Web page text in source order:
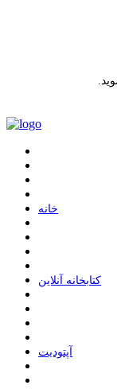
ﺧﺎﻧﻪ
ﮐﺘﺎﺑﺨﺎﻧﻪ ﺁﻧﻼﯾﻦ
ﺁﭘﺘﻮﺩﯾﺖ